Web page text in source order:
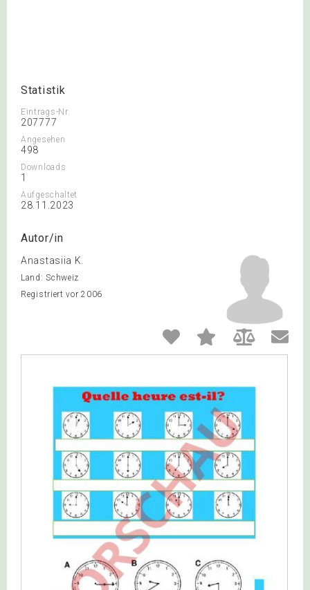
Statistik
Eintrags-Nr.
207777
Angesehen
498
Downloads
1
Aufgeschaltet
28.11.2023
Autor/in
Anastasiia K.
Land: Schweiz
Registriert vor 2006